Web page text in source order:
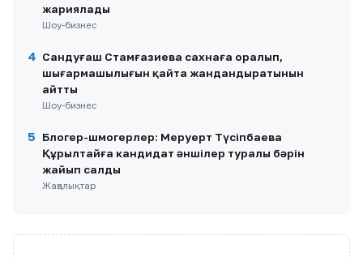
жариялады
Шоу-бизнес
4 Сандуғаш Стамғазиева сахнаға оралып,
шығармашылығын қайта жандандыратынын
айтты
Шоу-бизнес
5
Блогер-шмогерлер: Меруерт Түсіпбаева
Құрылтайға кандидат әншілер туралы бәрін
жайып салды
Жаңалықтар